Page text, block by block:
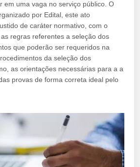
em uma vaga no serviço público. O
por Edital, este ato
de caráter normativo, com o
regras referentes a seleção dos
que poderão ser requeridos na
da seleção dos
as orientações necessárias para a a
provas de forma correta ideal pelo